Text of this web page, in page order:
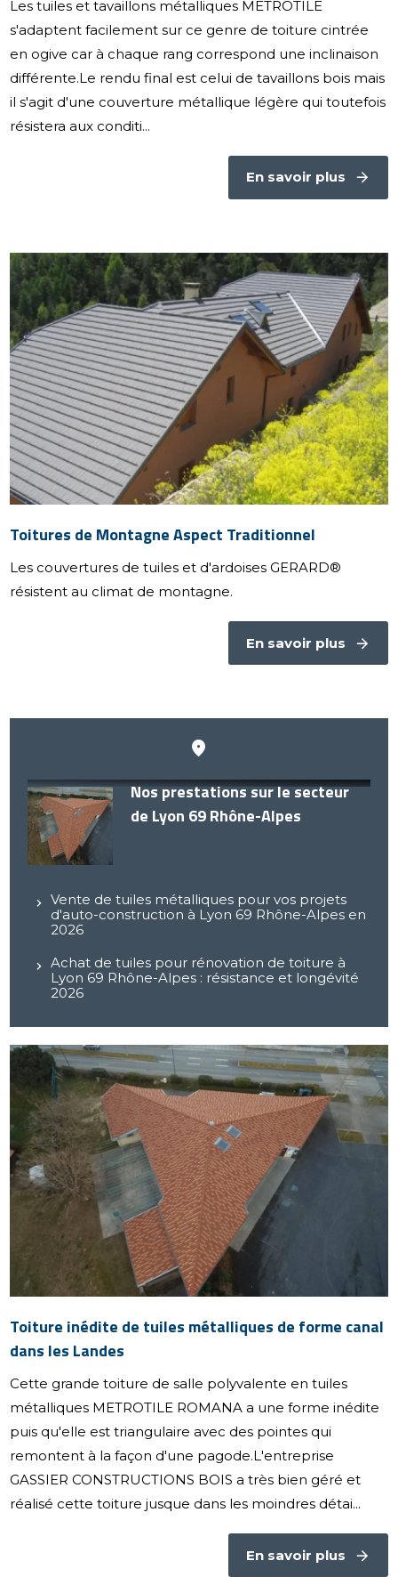
Les tuiles et tavaillons métalliques METROTILE
s'adaptent facilement sur ce genre de toiture cintrée
en ogive car à chaque rang correspond une inclinaison
différente.Le rendu final est celui de tavaillons bois mais
il s'agit d'une couverture métallique légère qui toutefois
résistera aux conditi...
En savoir plus
Toitures de Montagne Aspect Traditionnel
Les couvertures de tuiles et d'ardoises GERARD®
résistent au climat de montagne.
En savoir plus
Nos prestations sur le secteur
de Lyon 69 Rhône-Alpes
Vente de tuiles métalliques pour vos projets
d'auto-construction à Lyon 69 Rhône-Alpes en
2026
Achat de tuiles pour rénovation de toiture à
Lyon 69 Rhône-Alpes : résistance et longévité
2026
Toiture inédite de tuiles métalliques de forme canal
dans les Landes
Cette grande toiture de salle polyvalente en tuiles
métalliques METROTILE ROMANA a une forme inédite
puis qu'elle est triangulaire avec des pointes qui
remontent à la façon d'une pagode.L'entreprise
GASSIER CONSTRUCTIONS BOIS a très bien géré et
réalisé cette toiture jusque dans les moindres détai...
En savoir plus